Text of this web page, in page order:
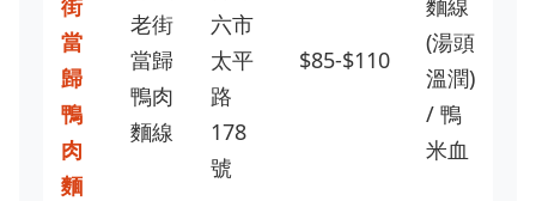
當
歸
鴨
肉
麵
老街
當歸
鴨肉
麵線
六市
太平
路
178
號
$85-$110
(湯頭
溫潤)
/ 鴨
米血